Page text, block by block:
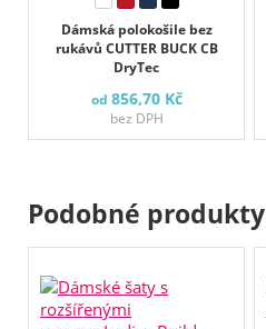
Dámská polokošile bez
rukávů CUTTER BUCK CB
DryTec
od 856,70 Kč
bez DPH
Podobné produkty